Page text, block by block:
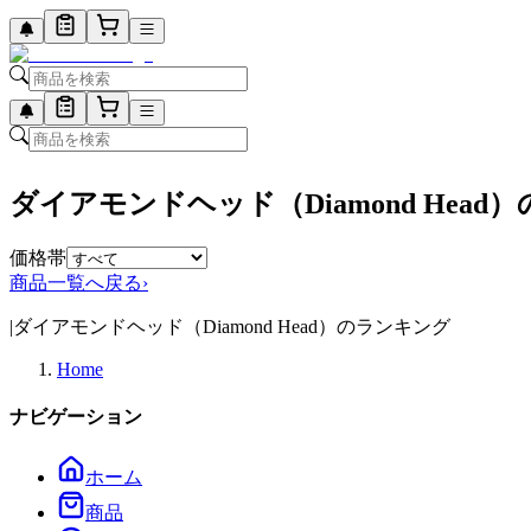
ダイアモンドヘッド（Diamond Head
価格帯
商品一覧へ戻る›
|ダイアモンドヘッド（Diamond Head）のランキング
Home
ナビゲーション
ホーム
商品